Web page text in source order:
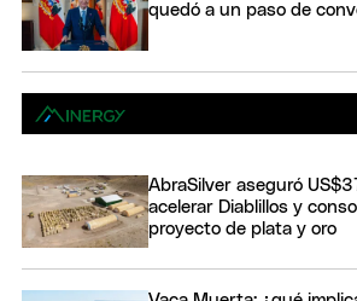
quedó a un paso de
AbraSilver aseguró
acelerar Diablillos y
proyecto de plata y oro